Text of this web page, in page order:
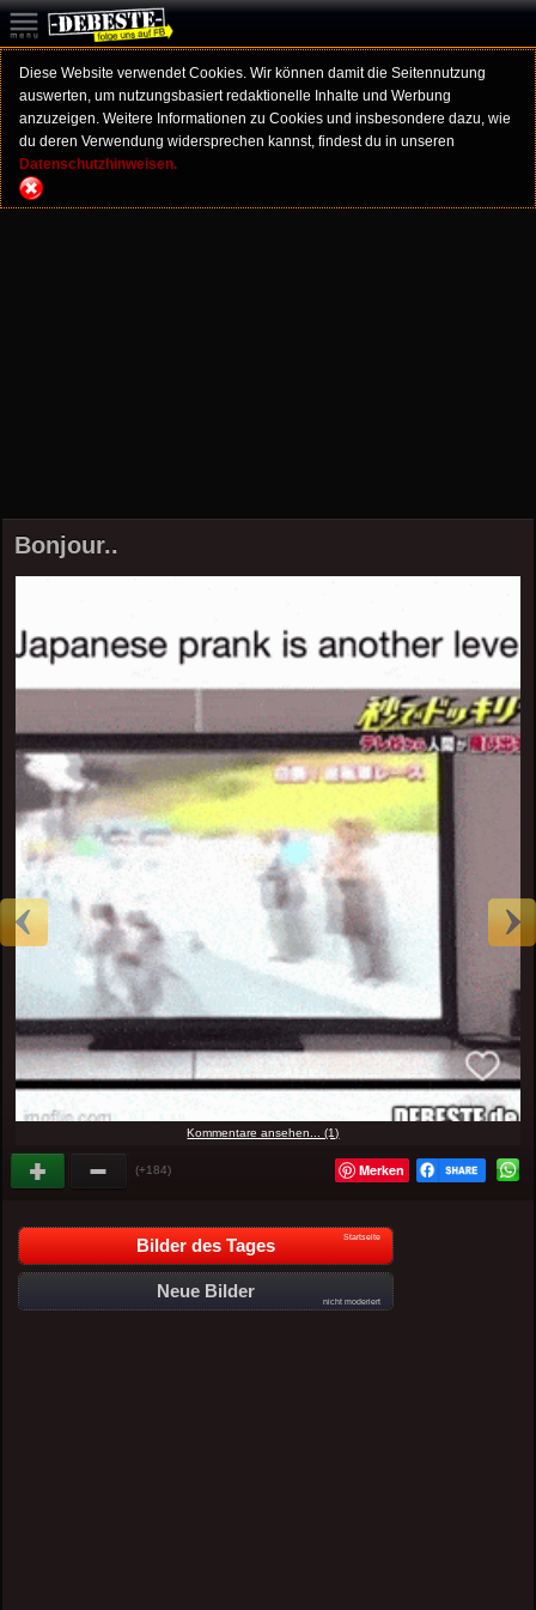
Diese Website verwendet Cookies. Wir können damit die Seitennutzung
auswerten, um nutzungsbasiert redaktionelle Inhalte und Werbung
anzuzeigen. Weitere Informationen zu Cookies und insbesondere dazu, wie
du deren Verwendung widersprechen kannst, findest du in unseren
Datenschutzhinweisen.
Bonjour..
Kommentare ansehen... (1)
(+184) Merken
Bilder des Tages Startseite
Neue Bilder
nicht moderiert